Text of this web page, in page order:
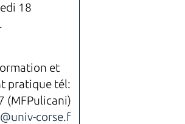
18
et
pratique tél:
(MFPulicani)
corse.f